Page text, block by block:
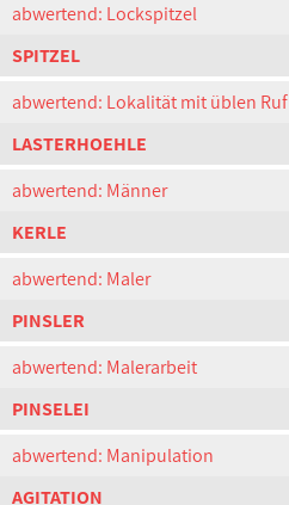
abwertend: Lockspitzel
SPITZEL
abwertend: Lokalität mit üblen Ruf
LASTERHOEHLE
abwertend: Männer
KERLE
abwertend: Maler
PINSLER
abwertend: Malerarbeit
PINSELEI
abwertend: Manipulation
AGITATION